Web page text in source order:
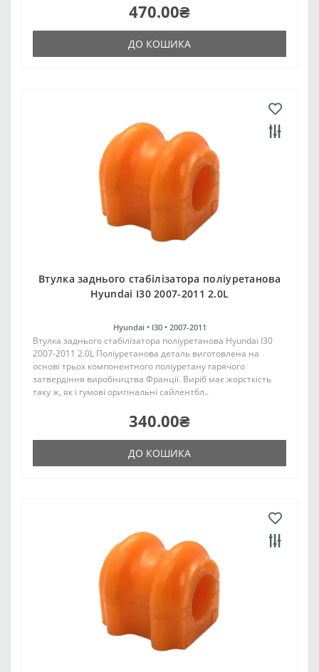
470.00₴
ДО КОШИКА
Втулка заднього стабілізатора поліуретанова
Hyundai I30 2007-2011 2.0L
Hyundai • I30 • 2007-2011
Втулка заднього стабілізатора поліуретанова Hyundai I30
2007-2011 2.0L Поліуретанова деталь виготовлена на
основі трьох компонентного поліуретану гарячого
затвердіння виробництва Франції. Виріб має жорсткість
таку ж, як і гумові оригінальні сайлентбл..
340.00₴
ДО КОШИКА